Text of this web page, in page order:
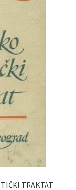
TRAKTAT